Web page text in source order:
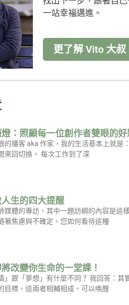
一站幸福邁進。
更了解 Vito 大叔
：照顧每一位創作者雙眼的好
的播客 aka 作家，我的生活基本上就是
來回切換。 每次工作到了深
生的四大提醒
媒體的專訪，其中一題訪綱的內容是這
著焦慮與不確定，您如何看待這種
改變你生命的一堂課！
」跟「夢想」有什麼不同？ 我回答：其
目標，這兩者相輔相成，可以喚醒